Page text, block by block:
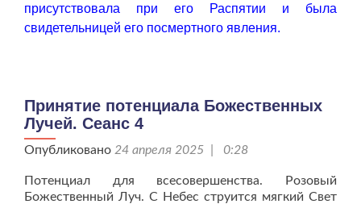
присутствовала при его Распятии и была
свидетельницей его посмертного явления.
Принятие потенциала Божественных
Лучей. Сеанс 4
Опубликовано 24 апреля 2025 | 0:28
Потенциал для всесовершенства. Розовый
Божественный Луч. С Небес струится мягкий Свет